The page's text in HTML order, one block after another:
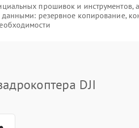
прошивок и инструментов,
данными: резервное копирование,
DJI